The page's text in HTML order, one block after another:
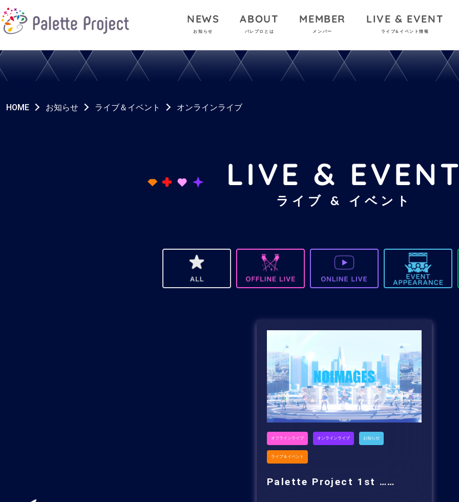
NEWS
お知らせ
ABOUT
パレプロとは
MEMBER
メンバー
LIVE & EVENT
ライブ&イベント情報
HOME お知らせ ライブ＆イベント オンラインライブ
LIVE & EVENT
ライブ & イベント
オフラインライブ オンラインライブ お知らせ
ライブ＆イベント
Palette Project 1st ……